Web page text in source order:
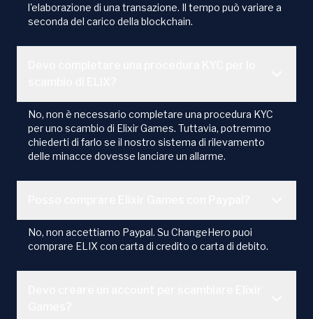
l'elaborazione di una transazione. Il tempo può variare a
seconda del carico della blockchain.
No, non è necessario completare una procedura KYC
per uno scambio di Elixir Games. Tuttavia, potremmo
chiederti di farlo se il nostro sistema di rilevamento
delle minacce dovesse lanciare un allarme.
No, non accettiamo Paypal. Su ChangeHero puoi
comprare ELIX con carta di credito o carta di debito.